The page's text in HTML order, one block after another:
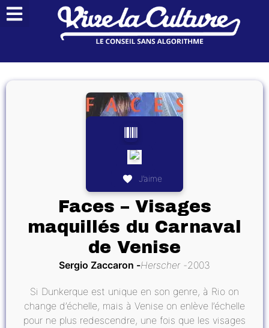
J’aime
Faces – Visages
maquillés du Carnaval
de Venise
Sergio Zaccaron Herscher 2003
Si Dunkerque est unique en son genre, à Rio on
change d’échelle, mais à Venise on enlève l’échelle
pour ne plus redescendre, une fois que les visages